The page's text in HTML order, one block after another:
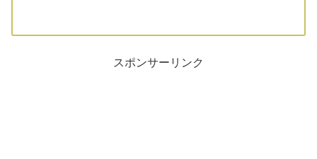
スポンサーリンク